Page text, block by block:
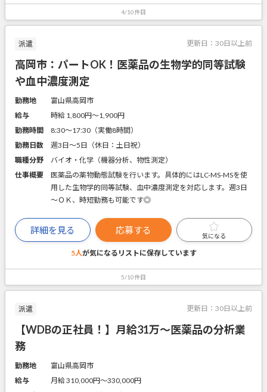
4/10件目
派遣 更新日： 30日以上前
高岡市：パートOK！医薬品の生物学的同等試験
や血中濃度測定
勤務地
富山県高岡市
給与
時給 1,800円〜1,900円
勤務時間
8:30～17:30（実働8時間）
勤務日数
週3日～5日（休日：土日祝）
職種分野
バイオ・化学（機器分析、物性測定）
仕事概要
医薬品の薬物動態試験を行います。具体的にはLC-MS-MSを使
用した生物学的同等試験、血中濃度測定を対応します。週3日
～ＯＫ、時短勤務も可能です◎
詳細を見る 応募する
気になる
5人が気になるリストに保存しています
5/10件目
派遣 更新日： 30日以上前
【WDBの正社員！】月給31万～医薬品の分析業
務
勤務地
富山県高岡市
給与
月給 310,000円〜330,000円